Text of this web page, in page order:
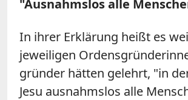
"Ausnahmslos alle
In ihrer Erklärung heißt es
jeweiligen
gründer hätten gelehrt, "in
Jesu ausnahmslos alle